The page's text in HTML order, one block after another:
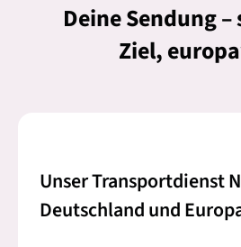
Deine Sendung
Ziel,
Unser Transportdienst
Deutschland und